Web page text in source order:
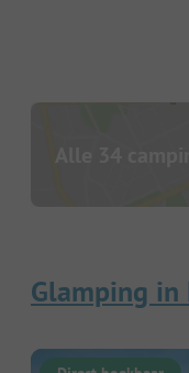
Alle 34
Glamping in